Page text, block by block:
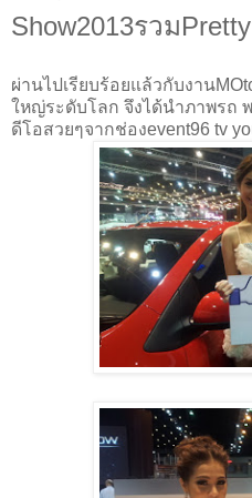
Show2013รวม
ผ่านไปเรียบร้อยแล้วกับงาน
ใหญ่ระดับโลก จึงได้นำภาพรถ
ดีโอสวยๆจากช่องevent96 tv